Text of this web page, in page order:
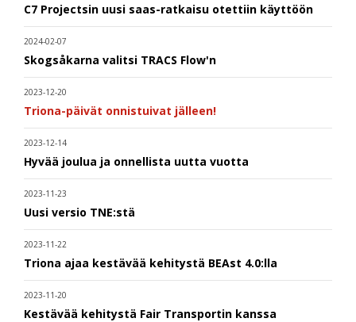
C7 Projectsin uusi saas-ratkaisu otettiin käyttöön
2024-02-07
Skogsåkarna valitsi TRACS Flow'n
2023-12-20
Triona-päivät onnistuivat jälleen!
2023-12-14
Hyvää joulua ja onnellista uutta vuotta
2023-11-23
Uusi versio TNE:stä
2023-11-22
Triona ajaa kestävää kehitystä BEAst 4.0:lla
2023-11-20
Kestävää kehitystä Fair Transportin kanssa